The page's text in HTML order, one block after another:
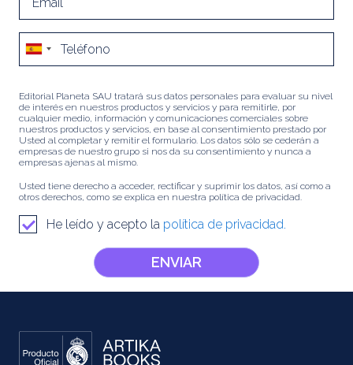
Editorial Planeta SAU tratará sus datos personales para evaluar su nivel
de interés en nuestros productos y servicios y para remitirle, por
cualquier medio, información y comunicaciones comerciales sobre
nuestros productos y servicios, en base al consentimiento prestado por
Usted al completar y remitir el formulario. Los datos sólo se cederán a
empresas de nuestro grupo si nos da su consentimiento y nunca a
empresas ajenas al mismo.
Usted tiene derecho a acceder, rectificar y suprimir los datos, así como a
otros derechos, como se explica en nuestra política de privacidad.
He leído y acepto la política de privacidad.
ENVIAR